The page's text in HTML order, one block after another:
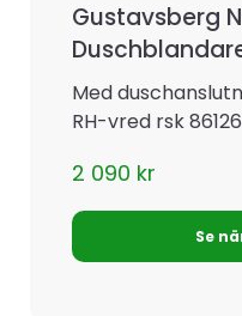
Gustavsberg
Med
RH-vred rsk
2 090 kr
Se